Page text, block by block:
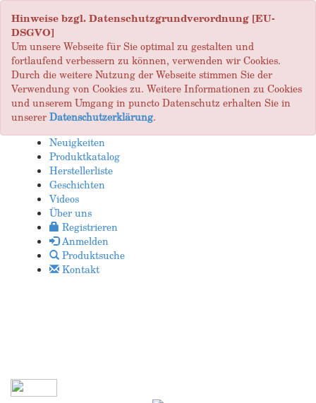
Hinweise bzgl. Datenschutzgrundverordnung [EU-
DSGVO]
Um unsere Webseite für Sie optimal zu gestalten und
fortlaufend verbessern zu können, verwenden wir Cookies.
Durch die weitere Nutzung der Webseite stimmen Sie der
Verwendung von Cookies zu. Weitere Informationen zu Cookies
und unserem Umgang in puncto Datenschutz erhalten Sie in
unsererDatenschutzerklärung.
Neuigkeiten
Produktkatalog
Herstellerliste
Geschichten
Videos
Über uns
Registrieren
Anmelden
Produktsuche
Kontakt